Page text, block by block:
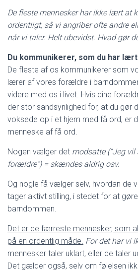
De fleste mennesker har ikke lært at
ordentligt, så vi angriber ofte andre
når vi taler. Helt ubevidst. Hvad gør
Du kommunikerer, som du har
De fleste af os kommunikerer som
lærer af vores forældre i
videre med os i livet. Hvis dine
der stor sandsynlighed for, at du gør
voksede op i et hjem med få ord, er
menneske af få ord.
Nogen vælger det modsatte (”Jeg
forældre”) = skændes aldrig osv.
Og nogle få vælger selv, hvordan de
tager aktivt stilling, i stedet for at
barndommen.
Det er de færreste mennesker, som
på en ordentlig måde. For det har vi
mennesker taler uklart, eller de taler
Det gælder også, selv om følelsen